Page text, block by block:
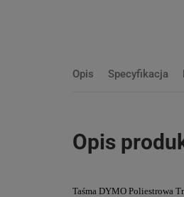
Opis Specyfikacja
Opis
Taśma DYMO Poliestrowa